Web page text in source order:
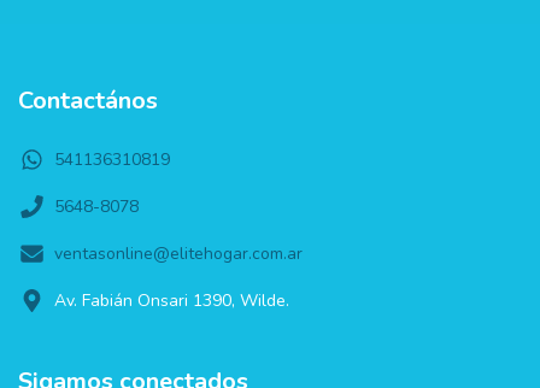
Contactános
541136310819
5648-8078
ventasonline@elitehogar.com.ar
Av. Fabián Onsari 1390, Wilde.